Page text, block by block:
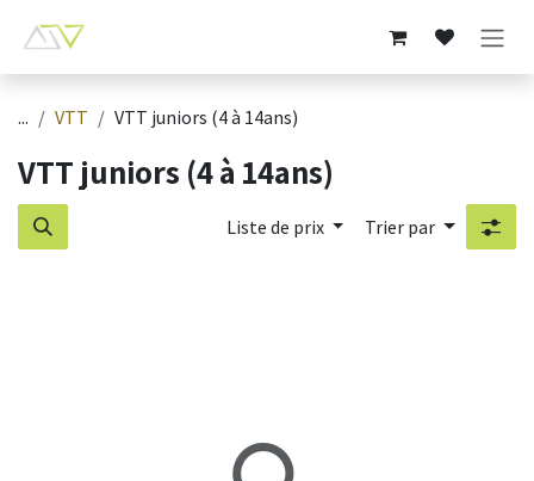
... VTT VTT juniors (4 à 14ans)
VTT juniors (4 à 14ans)
Liste de prix Trier par